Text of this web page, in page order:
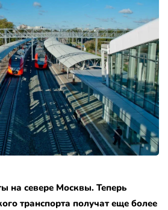
на севере Москвы. Теперь
транспорта получат еще более